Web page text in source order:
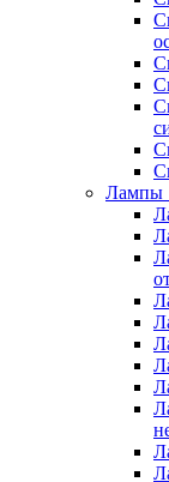
Лампы